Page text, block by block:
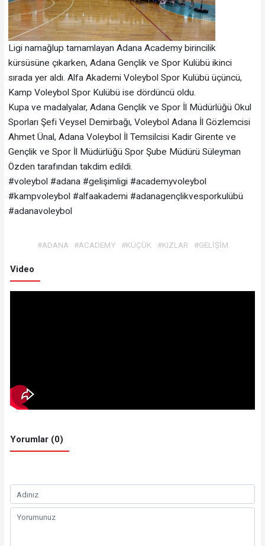
Ligi namağlup tamamlayan Adana Academy birincilik
kürsüsüne çıkarken, Adana Gençlik ve Spor Kulübü ikinci
sırada yer aldı. Alfa Akademi Voleybol Spor Kulübü üçüncü,
Kamp Voleybol Spor Kulübü ise dördüncü oldu.
Kupa ve madalyalar, Adana Gençlik ve Spor İl Müdürlüğü Okul
Sporları Şefi Veysel Demirbağı, Voleybol Adana İl Gözlemcisi
Ahmet Ünal, Adana Voleybol İl Temsilcisi Kadir Girente ve
Gençlik ve Spor İl Müdürlüğü Spor Şube Müdürü Süleyman
Özden tarafından takdim edildi.
#voleybol #adana #gelişimligi #academyvoleybol
#kampvoleybol #alfaakademi #adanagençlikvesporkulübü
#adanavoleybol
#ADANA #ACADEMY #KÜÇÜK #KIZLAR #GELİŞİM
Video
Yorumlar (0)